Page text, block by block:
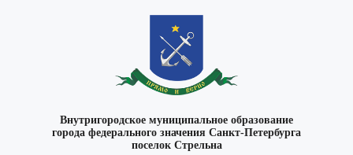
Внутригородское муниципальное образование
города федерального значения Санкт-Петербурга
поселок Стрельна